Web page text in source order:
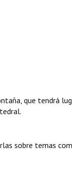
que tendrá
sobre temas